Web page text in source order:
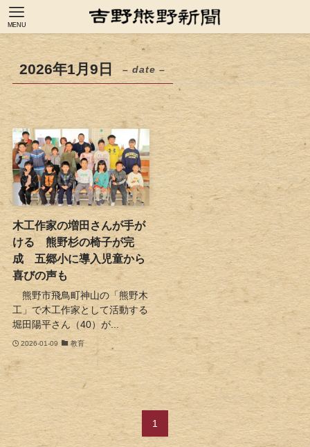
MENU
2026年1月9日 – date –
木工作家の増田さんが手が
ける 熊野杉の椅子が完
成 五郷小に導入児童から
喜びの声も
熊野市飛鳥町神山の「熊野木
工」で木工作家として活動する
堀田陽平さん（40）が...
2026-01-09 教育
1